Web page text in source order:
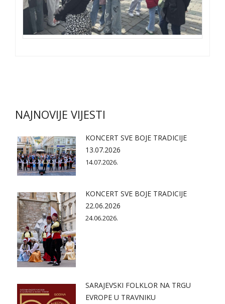
NAJNOVIJE VIJESTI
KONCERT SVE BOJE TRADICIJE
13.07.2026
14.07.2026.
KONCERT SVE BOJE TRADICIJE
22.06.2026
24.06.2026.
SARAJEVSKI FOLKLOR NA TRGU
EVROPE U TRAVNIKU